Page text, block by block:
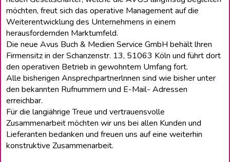
möchten, freut sich das operative Management auf die
Weiterentwicklung des Unternehmens in einem
herausfordernden Marktumfeld.
Die neue Avus Buch & Medien Service GmbH behält lhren
Firmensitz in der Schanzenstr. 13, 51063 Köln und führt dort
den operativen Betrieb in gewohntem Umfang fort.
Alle bisherigen Ansprechpartnerlnnen sind wie bisher unter
den bekannten Rufnummern und E-Mail- Adressen
erreichbar.
Für die langiährige Treue und vertrauensvolle
Zusammenarbeit möchten wir uns bei allen Kunden und
Lieferanten bedanken und freuen uns auf eine weiterhin
konstruktive Zusammenarbeit.